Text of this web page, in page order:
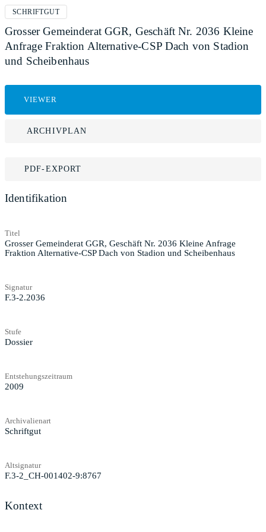
SCHRIFTGUT
Grosser Gemeinderat GGR, Geschäft Nr. 2036 Kleine
Anfrage Fraktion Alternative-CSP Dach von Stadion
und Scheibenhaus
VIEWER
ARCHIVPLAN
PDF-EXPORT
Identifikation
Titel
Grosser Gemeinderat GGR, Geschäft Nr. 2036 Kleine Anfrage
Fraktion Alternative-CSP Dach von Stadion und Scheibenhaus
Signatur
F.3-2.2036
Stufe
Dossier
Entstehungszeitraum
2009
Archivalienart
Schriftgut
Altsignatur
F.3-2_CH-001402-9:8767
Kontext